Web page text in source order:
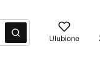
Szukaj Ulubione